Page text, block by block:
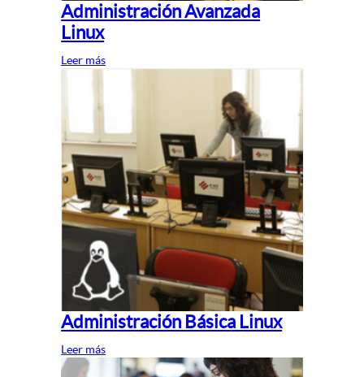
Administración Avanzada
Linux
Leer más
Administración Básica Linux
Leer más